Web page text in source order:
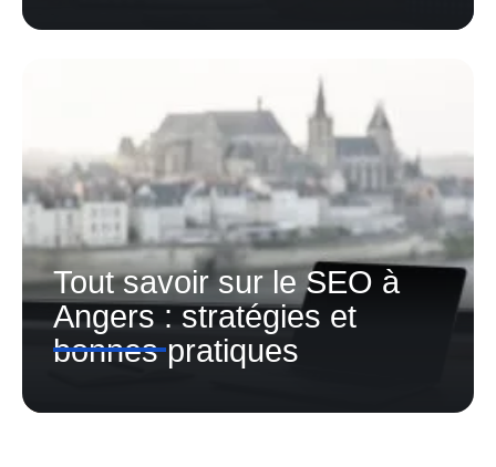
Tout savoir sur le SEO à
Angers : stratégies et
bonnes pratiques